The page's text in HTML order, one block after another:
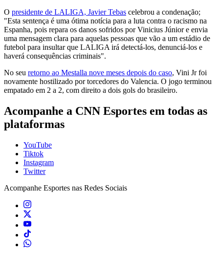
O presidente de LALIGA, Javier Tebas celebrou a condenação;
"Esta sentença é uma ótima notícia para a luta contra o racismo na
Espanha, pois repara os danos sofridos por Vinicius Júnior e envia
uma mensagem clara para aquelas pessoas que vão a um estádio de
futebol para insultar que LALIGA irá detectá-los, denunciá-los e
haverá consequências criminais".
No seu retorno ao Mestalla nove meses depois do caso, Vini Jr foi
novamente hostilizado por torcedores do Valencia. O jogo terminou
empatado em 2 a 2, com direito a dois gols do brasileiro.
Acompanhe a CNN Esportes em todas as
plataformas
YouTube
Tiktok
Instagram
Twitter
Acompanhe Esportes nas Redes Sociais